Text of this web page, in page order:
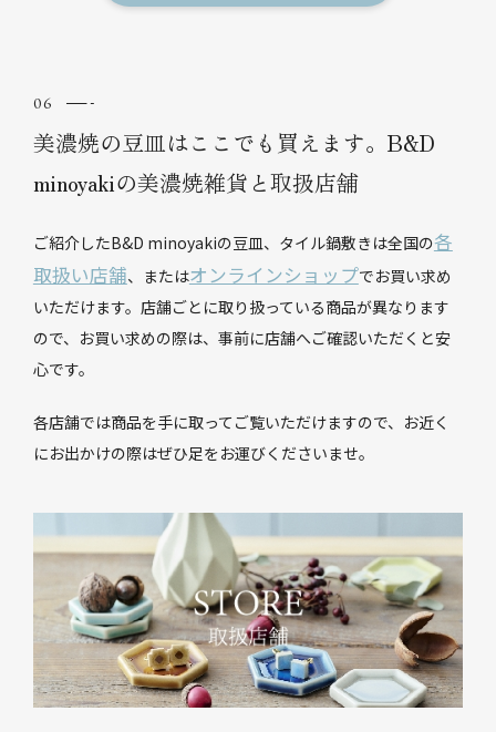
美濃焼の豆皿はここでも買えます。B&D
minoyakiの美濃焼雑貨と取扱店舗
ご紹介したB&D minoyakiの豆皿、タイル鍋敷きは全国の各
取扱い店舗、またはオンラインショップでお買い求め
いただけます。店舗ごとに取り扱っている商品が異なります
ので、お買い求めの際は、事前に店舗へご確認いただくと安
心です。
各店舗では商品を手に取ってご覧いただけますので、お近く
にお出かけの際はぜひ足をお運びくださいませ。